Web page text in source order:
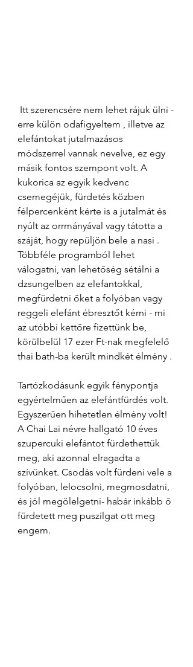
erre külön odafigyeltem , illetve az
elefántokat jutalmazásos
módszerrel vannak nevelve, ez egy
másik fontos szempont volt. A
kukorica az egyik kedvenc
csemegéjük, fürdetés közben
félpercenként kérte is a jutalmát és
nyúlt az orrmányával vagy tátotta a
száját, hogy repüljön bele a nasi .
Többféle programból lehet
válogatni, van lehetőség sétálni a
dzsungelben az elefantokkal,
megfürdetni őket a folyóban vagy
reggeli elefánt ébresztőt kérni - mi
az utóbbi kettőre fizettünk be,
körülbelül 17 ezer Ft-nak megfelelő
thai bath-ba került mindkét élmény .
Tartózkodásunk egyik fénypontja
egyértelműen az elefántfürdés volt.
Egyszerűen hihetetlen élmény volt!
A Chai Lai névre hallgató 10 éves
szupercuki elefántot fürdethettük
meg, aki azonnal elragadta a
szívünket. Csodás volt fürdeni vele a
folyóban, lelocsolni, megmosdatni,
és jól megölelgetni- habár inkább ő
fürdetett meg puszilgat ott meg
engem.